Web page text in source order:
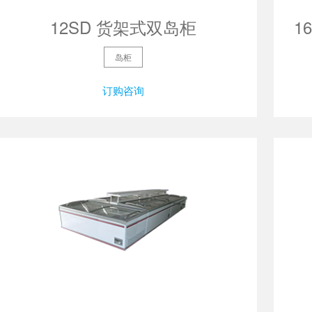
12SD 货架式双岛柜
岛柜
订购咨询